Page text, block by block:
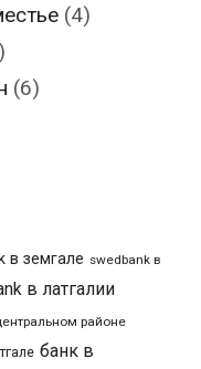
(4)
(6)
в земгале swedbank в
в латгалии
районе
банк в